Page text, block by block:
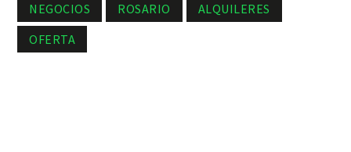
NEGOCIOS ROSARIO
ALQUILERES
OFERTA